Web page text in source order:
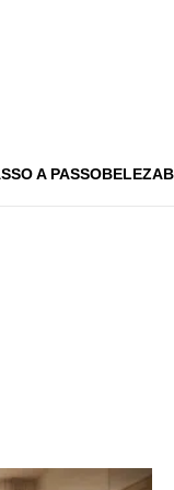
A PASSOBELEZA